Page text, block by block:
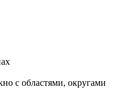
c областями, округами